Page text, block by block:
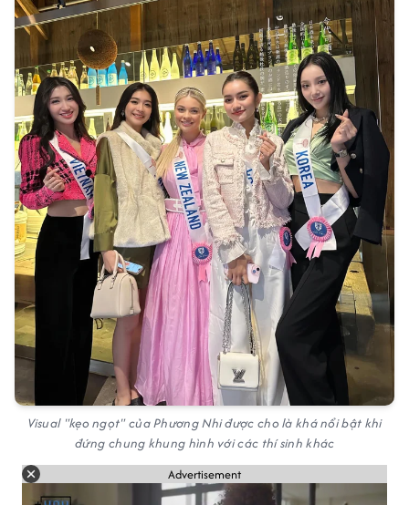
Visual "kẹo ngọt" của Phương Nhi được cho là khá nổi bật khi
đứng chung khung hình với các thí sinh khác
Advertisement